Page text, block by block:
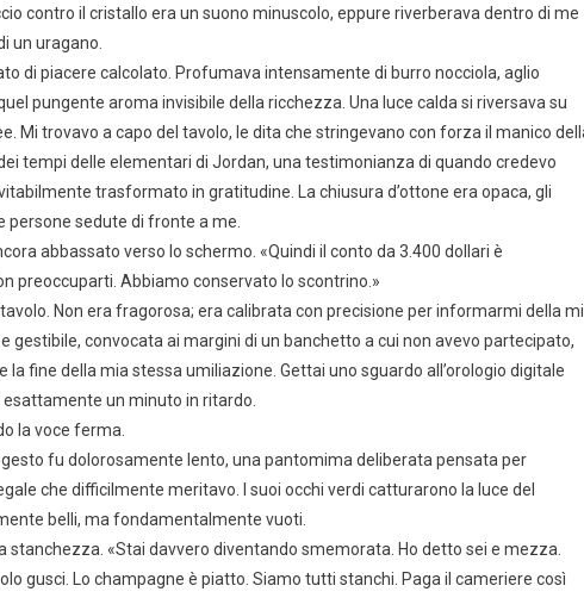
contro il cristallo era un suono minuscolo, eppure riverberava dentro di me
un uragano.
di piacere calcolato. Profumava intensamente di burro nocciola, aglio
pungente aroma invisibile della ricchezza. Una luce calda si riversava su
Mi trovavo a capo del tavolo, le dita che stringevano con forza il manico
tempi delle elementari di Jordan, una testimonianza di quando credevo
trasformato in gratitudine. La chiusura d’ottone era opaca, gli
sedute di fronte a me.
abbassato verso lo schermo. «Quindi il conto da 3.400 dollari è
preoccuparti. Abbiamo conservato lo scontrino.»
Non era fragorosa; era calibrata con precisione per informarmi della
gestibile, convocata ai margini di un banchetto a cui non avevo partecipato,
fine della mia stessa umiliazione. Gettai uno sguardo all’orologio digitale
un minuto in ritardo.
la voce ferma.
fu dolorosamente lento, una pantomima deliberata pensata per
che difficilmente meritavo. I suoi occhi verdi catturarono la luce del
belli, ma fondamentalmente vuoti.
stanchezza. «Stai davvero diventando smemorata. Ho detto sei e mezza.
gusci. Lo champagne è piatto. Siamo tutti stanchi. Paga il cameriere così